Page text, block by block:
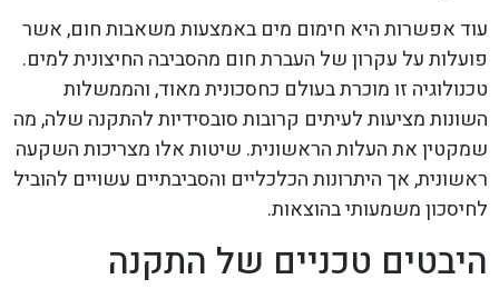
עוד אפשרות היא חימום מים באמצעות משאבות חום, אשר
פועלות על עקרון של העברת חום מהסביבה החיצונית למים.
טכנולוגיה זו מוכרת בעולם כחסכונית מאוד, והממשלות
השונות מציעות לעיתים קרובות סובסידיות להתקנה שלה, מה
שמקטין את העלות הראשונית. שיטות אלו מצריכות השקעה
ראשונית, אך היתרונות הכלכליים והסביבתיים עשויים להוביל
לחיסכון משמעותי בהוצאות.
היבטים טכניים של התקנה